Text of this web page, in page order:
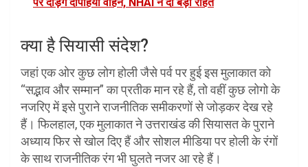
क्या है सियासी संदेश?
जहां एक ओर कुछ लोग होली जैसे पर्व पर हुई इस मुलाकात को
“सद्भाव और सम्मान” का प्रतीक मान रहे हैं, तो वहीं कुछ लोगो के
नजरिए में इसे पुराने राजनीतिक समीकरणों से जोड़कर देख रहे
हैं। फिलहाल, एक मुलाकात ने उत्तराखंड की सियासत के पुराने
अध्याय फिर से खोल दिए हैं और सोशल मीडिया पर होली के रंगों
के साथ राजनीतिक रंग भी घुलते नजर आ रहे हैं।